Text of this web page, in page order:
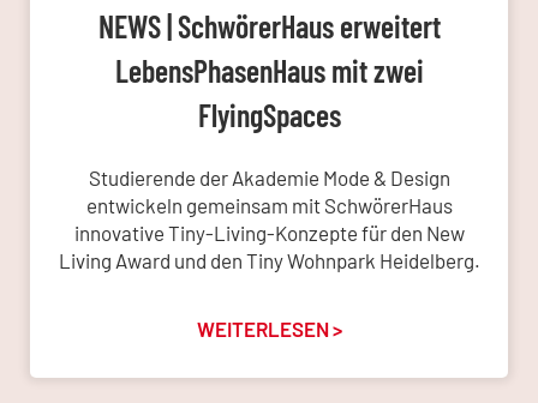
NEWS | SchwörerHaus erweitert
LebensPhasenHaus mit zwei
FlyingSpaces
Studierende der Akademie Mode & Design
entwickeln gemeinsam mit SchwörerHaus
innovative Tiny-Living-Konzepte für den New
Living Award und den Tiny Wohnpark Heidelberg.
WEITERLESEN >